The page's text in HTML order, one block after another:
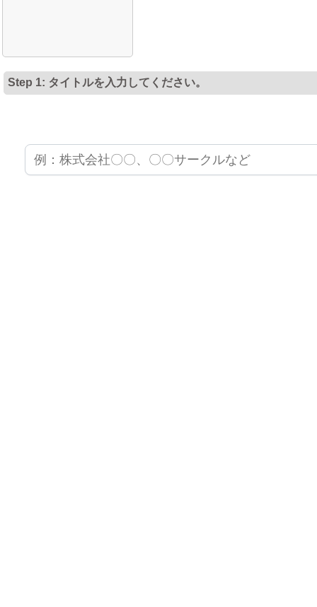
Step 1: タイトルを入力してください。